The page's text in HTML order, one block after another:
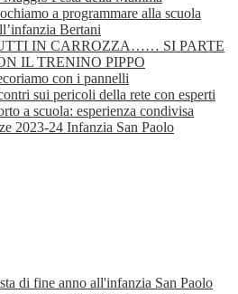
a programmare alla scuola
Bertani
IN CARROZZA…… SI PARTE
IL TRENINO PIPPO
con i pannelli
sui pericoli della rete con esperti
a scuola: esperienza condivisa
2023-24 Infanzia San Paolo
di fine anno all'infanzia San Paolo